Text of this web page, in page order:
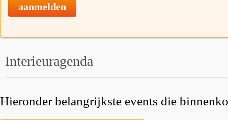
aanmelden
Interieuragenda
Hieronder belangrijkste events die